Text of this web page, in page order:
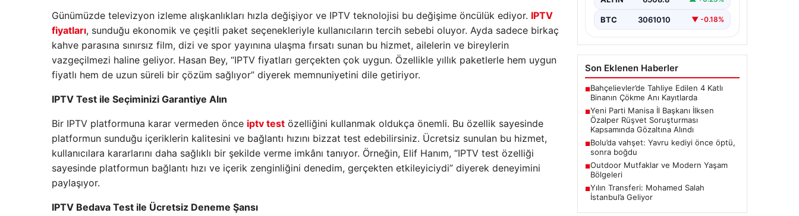
Günümüzde televizyon izleme alışkanlıkları hızla değişiyor ve IPTV teknolojisi bu değişime öncülük ediyor. IPTV
fiyatları, sunduğu ekonomik ve çeşitli paket seçenekleriyle kullanıcıların tercih sebebi oluyor. Ayda sadece birkaç
kahve parasına sınırsız film, dizi ve spor yayınına ulaşma fırsatı sunan bu hizmet, ailelerin ve bireylerin
vazgeçilmezi haline geliyor. Hasan Bey, “IPTV fiyatları gerçekten çok uygun. Özellikle yıllık paketlerle hem uygun
fiyatlı hem de uzun süreli bir çözüm sağlıyor” diyerek memnuniyetini dile getiriyor.
IPTV Test ile Seçiminizi Garantiye Alın
Bir IPTV platformuna karar vermeden önce iptv test özelliğini kullanmak oldukça önemli. Bu özellik sayesinde
platformun sunduğu içeriklerin kalitesini ve bağlantı hızını bizzat test edebilirsiniz. Ücretsiz sunulan bu hizmet,
kullanıcılara kararlarını daha sağlıklı bir şekilde verme imkânı tanıyor. Örneğin, Elif Hanım, “IPTV test özelliği
sayesinde platformun bağlantı hızı ve içerik zenginliğini denedim, gerçekten etkileyiciydi” diyerek deneyimini
paylaşıyor.
IPTV Bedava Test ile Ücretsiz Deneme Şansı
Parti Manisa…
BTC 3061010 ▼ -0.18%
Son Eklenen Haberler
■Bahçelievler’de Tahliye Edilen 4 Katlı
Binanın Çökme Anı Kayıtlarda
■Yeni Parti Manisa İl Başkanı İlksen
Özalper Rüşvet Soruşturması
Kapsamında Gözaltına Alındı
■Bolu’da vahşet: Yavru kediyi önce öptü,
sonra boğdu
■Outdoor Mutfaklar ve Modern Yaşam
Bölgeleri
■Yılın Transferi: Mohamed Salah
İstanbul’a Geliyor